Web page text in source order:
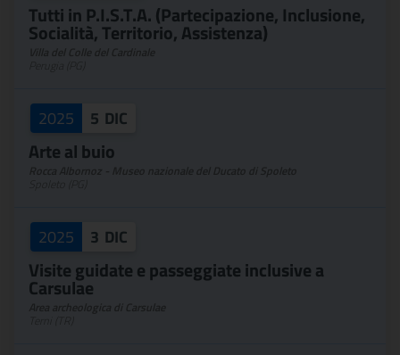
Tutti in P.I.S.T.A. (Partecipazione, Inclusione,
Socialità, Territorio, Assistenza)
2025 5 DIC
Arte al buio
2025 3 DIC
Visite guidate e passeggiate inclusive a
Carsulae